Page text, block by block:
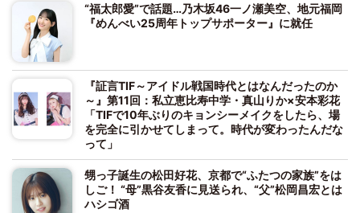
“福太郎愛”で話題…乃木坂46一ノ瀬美空、地元福岡
『めんべい25周年トップサポーター』に就任
『証言TIF～アイドル戦国時代とはなんだったのか
～』第11回：私立恵比寿中学・真山りか×安本彩花
「TIFで10年ぶりのキョンシーメイクをしたら、場
を完全に引かせてしまって。時代が変わったんだな
って」
甥っ子誕生の松田好花、京都で“ふたつの家族”をは
しご！ “母”黒谷友香に見送られ、“父”松岡昌宏とは
ハシゴ酒